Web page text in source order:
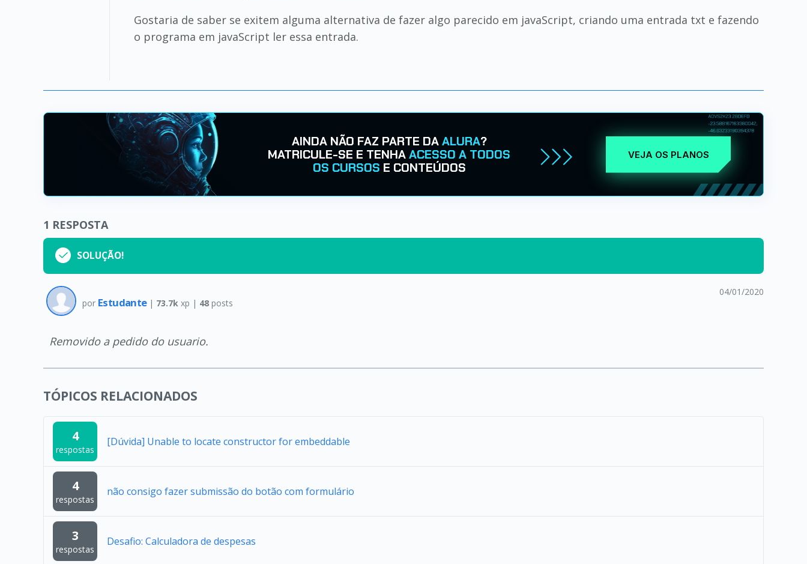
Gostaria de saber se exitem alguma alternativa de fazer algo parecido em javaScript, criando uma entrada txt e fazendo
o programa em javaScript ler essa entrada.
AINDA NÃO FAZ PARTE DAALURA?
MATRICULE-SE E TENHAACESSO A TODOS
OS CURSOS E CONTEÚDOS
VEJA OS PLANOS
1 RESPOSTA
SOLUÇÃO!
por Estudante | 73.7k xp | 48 posts
04/01/2020
Removido a pedido do usuario.
TÓPICOS RELACIONADOS
4
respostas
[Dúvida] Unable to locate constructor for embeddable
4
respostas
não consigo fazer submissão do botão com formulário
3
respostas
Desafio: Calculadora de despesas